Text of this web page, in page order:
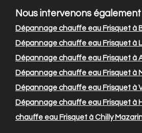
Nous intervenons également
Dépannage chauffe eau Frisquet à
Dépannage chauffe eau Frisquet à
Dépannage chauffe eau Frisquet à
Dépannage chauffe eau Frisquet à
Dépannage chauffe eau Frisquet à
Dépannage chauffe eau Frisquet à
chauffe eau Frisquet à Chilly